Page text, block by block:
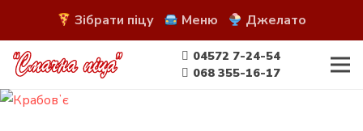
Зібрати піцу Меню Джелато
04572 7-24-54
068 355-16-17